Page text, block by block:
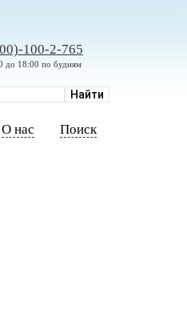
100-2-765
до 18:00 по будням
О нас Поиск